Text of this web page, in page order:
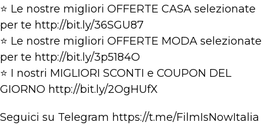
⭐ Le nostre migliori OFFERTE CASA selezionate
per te http://bit.ly/36SGU87
⭐ Le nostre migliori OFFERTE MODA selezionate
per te http://bit.ly/3p5184O
⭐ I nostri MIGLIORI SCONTI e COUPON DEL
GIORNO http://bit.ly/2OgHUfX
Seguici su Telegram https://t.me/FilmIsNowItalia